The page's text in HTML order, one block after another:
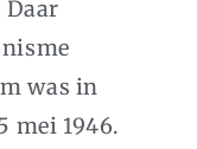
was in
mei 1946.